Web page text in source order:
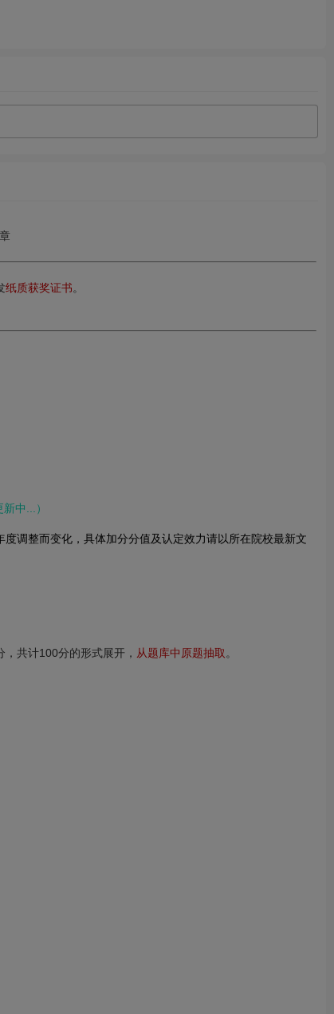
纸质获奖证书。
中...）
调整而变化，具体加分分值及认定效力请以所在院校最新文
共计100分的形式展开， 从题库中原题抽取 。